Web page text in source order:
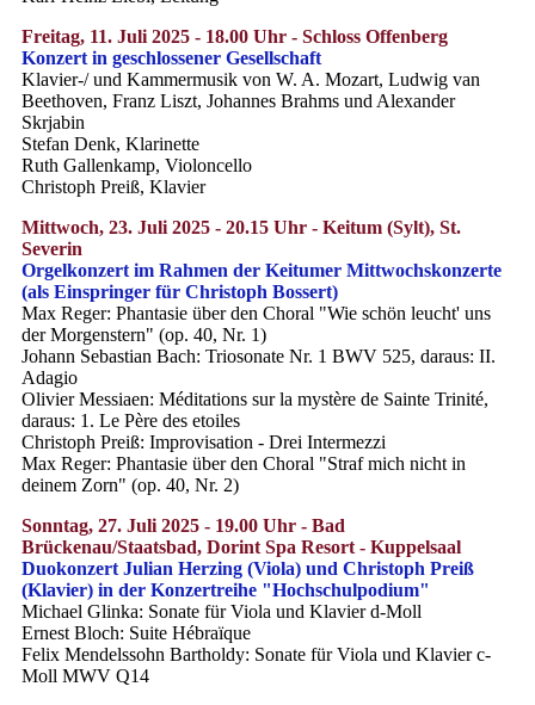
Freitag, 11. Juli 2025 - 18.00 Uhr - Schloss Offenberg
Konzert in geschlossener Gesellschaft
Klavier-/ und Kammermusik von W. A. Mozart, Ludwig van
Beethoven, Franz Liszt, Johannes Brahms und Alexander
Skrjabin
Stefan Denk, Klarinette
Ruth Gallenkamp, Violoncello
Christoph Preiß, Klavier
Mittwoch, 23. Juli 2025 - 20.15 Uhr - Keitum (Sylt), St.
Severin
Orgelkonzert im Rahmen der Keitumer Mittwochskonzerte
(als Einspringer für Christoph Bossert)
Max Reger: Phantasie über den Choral "Wie schön leucht' uns
der Morgenstern" (op. 40, Nr. 1)
Johann Sebastian Bach: Triosonate Nr. 1 BWV 525, daraus: II.
Adagio
Olivier Messiaen: Méditations sur la mystère de Sainte Trinité,
daraus: 1. Le Père des etoiles
Christoph Preiß: Improvisation - Drei Intermezzi
Max Reger: Phantasie über den Choral "Straf mich nicht in
deinem Zorn" (op. 40, Nr. 2)
Sonntag, 27. Juli 2025 - 19.00 Uhr - Bad
Brückenau/Staatsbad, Dorint Spa Resort - Kuppelsaal
Duokonzert Julian Herzing (Viola) und Christoph Preiß
(Klavier) in der Konzertreihe "Hochschulpodium"
Michael Glinka: Sonate für Viola und Klavier d-Moll
Ernest Bloch: Suite Hébraïque
Felix Mendelssohn Bartholdy: Sonate für Viola und Klavier c-
Moll MWV Q14